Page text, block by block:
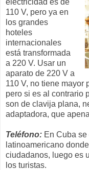
110 V, pero ya en
los grandes
hoteles
internacionales
está transformada
a 220 V. Usar un
aparato de 220 V a
110 V, no tiene mayor
pero si es al contrario
son de clavija plana,
adaptadora, que
Teléfono: En Cuba
latinoamericano
ciudadanos, luego es
los turistas.